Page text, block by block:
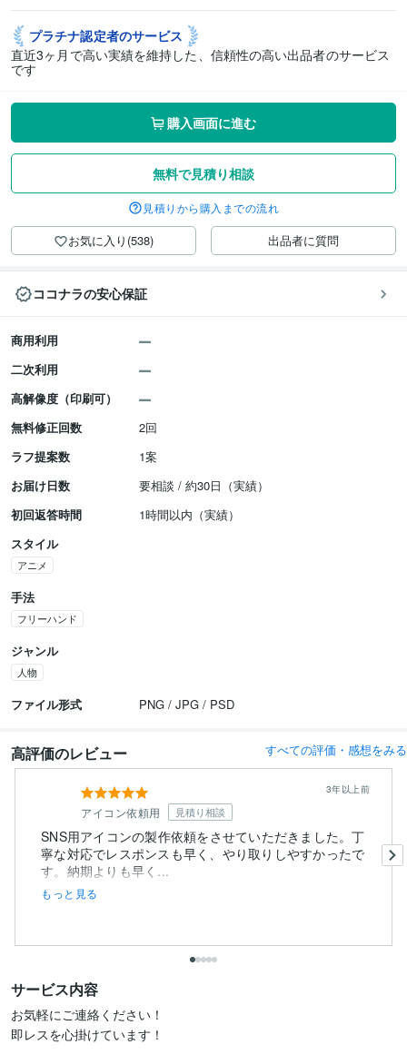
プラチナ認定者のサービス
直近3ヶ月で高い実績を維持した、信頼性の高い出品者のサービス
です
購入画面に進む
無料で見積り相談
見積りから購入までの流れ
お気に入り(538) 出品者に質問
ココナラの安心保証
商用利用
二次利用
高解像度（印刷可）
無料修正回数
2回
ラフ提案数
1案
お届け日数
要相談 / 約30日（実績）
初回返答時間
1時間以内（実績）
スタイル
アニメ
手法
フリーハンド
ジャンル
人物
ファイル形式 PNG / JPG / PSD
高評価のレビュー すべての評価・感想をみる
アイコン依頼用 見積り相談
3年以上前
SNS用アイコンの製作依頼をさせていただきました。丁
寧な対応でレスポンスも早く、やり取りしやすかったで
す。納期よりも早く...
もっと見る
サービス内容
お気軽にご連絡ください！
即レスを心掛けています！